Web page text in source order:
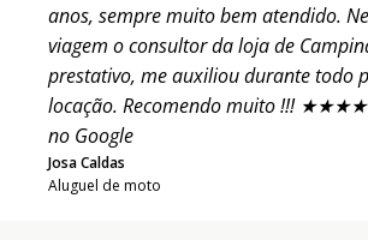
anos, sempre muito bem atendido.
viagem o consultor da loja de
prestativo, me auxiliou durante todo
locação. Recomendo muito !!!
no Google
Josa Caldas
Aluguel de moto